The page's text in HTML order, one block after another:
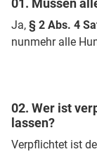
01. Müssen
Ja, § 2 Abs. 4
nunmehr alle
02. Wer ist
lassen?
Verpflichtet ist